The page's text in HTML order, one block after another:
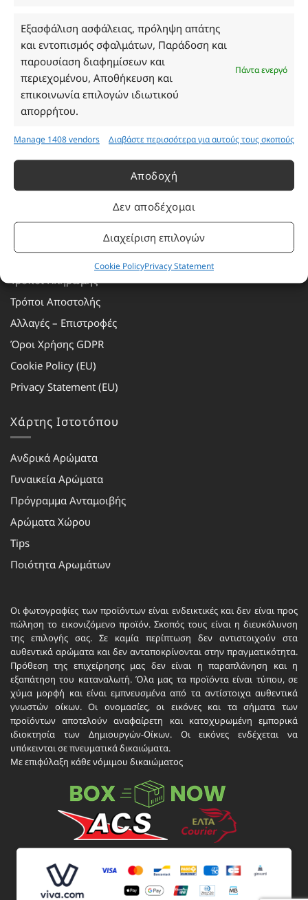
Εξασφάλιση ασφάλειας, πρόληψη απάτης
και εντοπισμός σφαλμάτων, Παράδοση και
παρουσίαση διαφημίσεων και
περιεχομένου, Αποθήκευση και
επικοινωνία επιλογών ιδιωτικού
απορρήτου.
Πάντα ενεργό
Manage 1408 vendors Διαβάστε περισσότερα για αυτούς τους σκοπούς
Αποδοχή
Δεν αποδέχομαι
Διαχείριση επιλογών
Cookie PolicyPrivacy Statement
Ωράριο Καταστήματος
Δευτέρα: 08:30–16:30
Τρίτη: 08:30–16:30
Τετάρτη: 08:30–16:30
Πέμπτη: 08:30–16:30
Παρασκευή: 08:30–16:30
Σάββατο - Κυριακή: Κλειστά
Πρόγραμμα Ανταμοιβής
Τρόποι Πληρωμής
Τρόποι Αποστολής
Αλλαγές – Επιστροφές
Όροι Χρήσης GDPR
Cookie Policy (EU)
Privacy Statement (EU)
Χάρτης Ιστοτόπου
Ανδρικά Αρώματα
Γυναικεία Αρώματα
Πρόγραμμα Ανταμοιβής
Αρώματα Χώρου
Tips
Ποιότητα Αρωμάτων
Οι φωτογραφίες των προϊόντων είναι ενδεικτικές και δεν είναι προς
πώληση το εικονιζόμενο προϊόν. Σκοπός τους είναι η διευκόλυνση
της επιλογής σας. Σε καμία περίπτωση δεν αντιστοιχούν στα
αυθεντικά αρώματα και δεν ανταποκρίνονται στην πραγματικότητα.
Πρόθεση της επιχείρησης μας δεν είναι η παραπλάνηση και η
εξαπάτηση του καταναλωτή. Όλα μας τα προϊόντα είναι τύπου, σε
χύμα μορφή και είναι εμπνευσμένα από τα αντίστοιχα αυθεντικά
γνωστών οίκων. Οι ονομασίες, οι εικόνες και τα σήματα των
προϊόντων αποτελούν αναφαίρετη και κατοχυρωμένη εμπορικά
ιδιοκτησία των Δημιουργών-Οίκων. Οι εικόνες ενδέχεται να
υπόκεινται σε πνευματικά δικαιώματα.
Με επιφύλαξη κάθε νόμιμου δικαιώματος